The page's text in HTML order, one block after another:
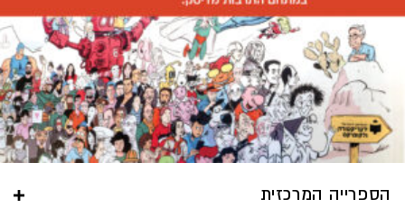
הספרייה המרכזית